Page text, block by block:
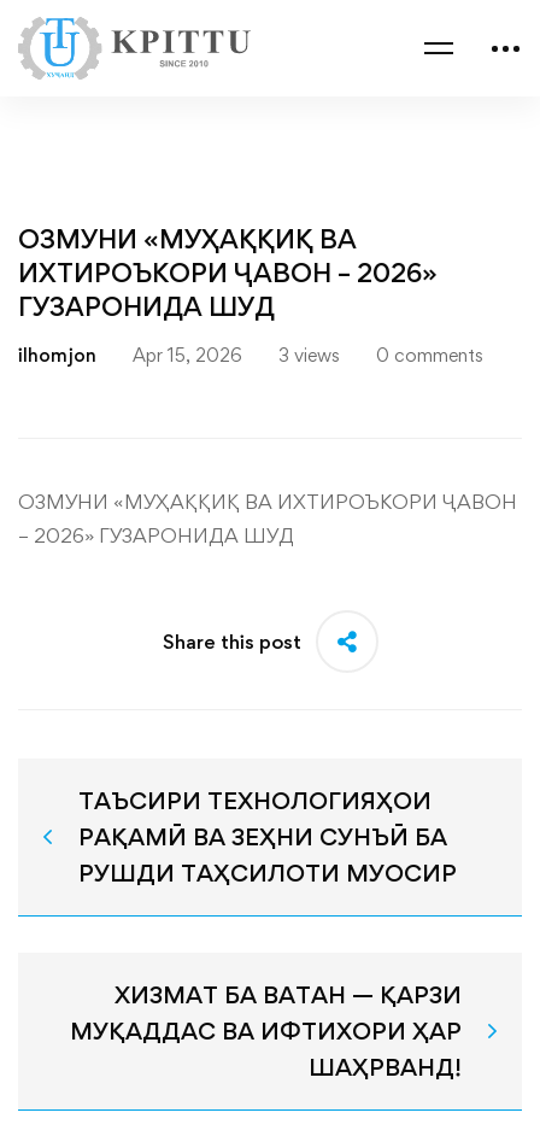
ОЗМУНИ «МУҲАҚҚИҚ ВА
ИХТИРОЪКОРИ ҶАВОН – 2026»
ГУЗАРОНИДА ШУД
ilhomjon Apr 15, 2026 3 views 0 comments
ОЗМУНИ «МУҲАҚҚИҚ ВА ИХТИРОЪКОРИ ҶАВОН
– 2026» ГУЗАРОНИДА ШУД
Share this post
ТАЪСИРИ ТЕХНОЛОГИЯҲОИ
РАҚАМӢ ВА ЗЕҲНИ СУНЪӢ БА
РУШДИ ТАҲСИЛОТИ МУОСИР
ХИЗМАТ БА ВАТАН — ҚАРЗИ
МУҚАДДАС ВА ИФТИХОРИ ҲАР
ШАҲРВАНД!